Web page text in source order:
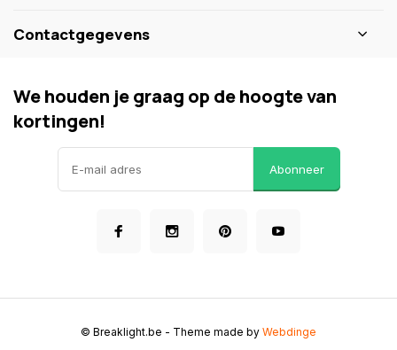
Contactgegevens
We houden je graag op de hoogte van
kortingen!
Abonneer
© Breaklight.be - Theme made by Webdinge